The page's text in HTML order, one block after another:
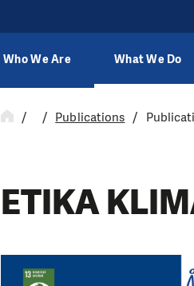
Who We Are What We Do
Publications
ETIKA